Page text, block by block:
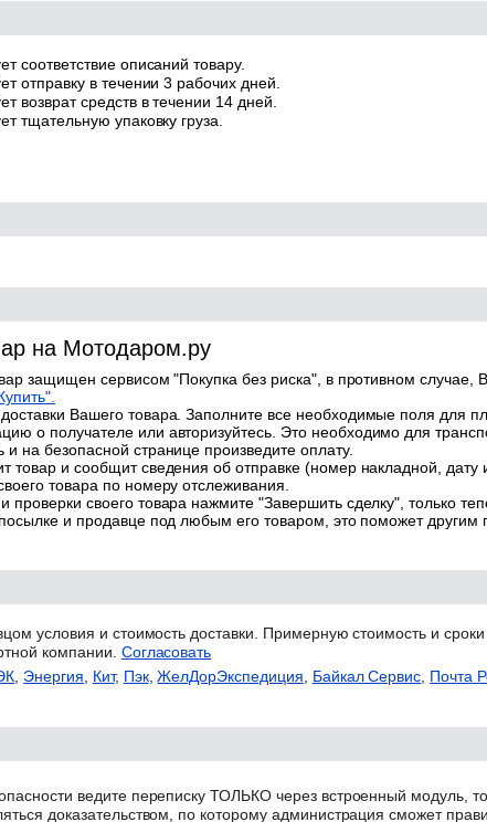
соответствие описаний товару.
отправку в течении 3 рабочих дней.
возврат средств в течении 14 дней.
тщательную упаковку груза.
на Мотодаром.ру
защищен сервисом "Покупка без риска", в противном случае,
Вашего товара. Заполните все необходимые поля для
о получателе или авторизуйтесь. Это необходимо для
и на безопасной странице произведите оплату.
товар и сообщит сведения об отправке (номер накладной, дату
товара по номеру отслеживания.
проверки своего товара нажмите "Завершить сделку", только
и продавце под любым его товаром, это поможет другим
условия и стоимость доставки. Примерную стоимость и
компании. Согласовать
Энергия Кит, Пэк,ЖелДорЭкспедиция Байкал Сервис Почта
ведите переписку ТОЛЬКО через встроенный модуль,
доказательством, по которому администрация сможет